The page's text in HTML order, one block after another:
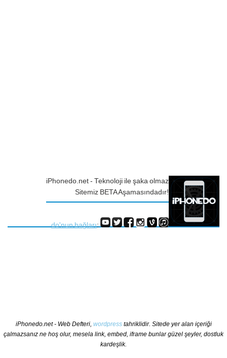
iPhonedo.net - Teknoloji ile şaka olmaz
Sitemiz BETA Aşamasındadır!
do'nun bağları:
iPhonedo.net - Web Defteri, wordpresstahriklidir. Sitede yer alan içeriği
çalmazsanız ne hoş olur, mesela link, embed, iframe bunlar güzel şeyler, dostluk
kardeşlik.